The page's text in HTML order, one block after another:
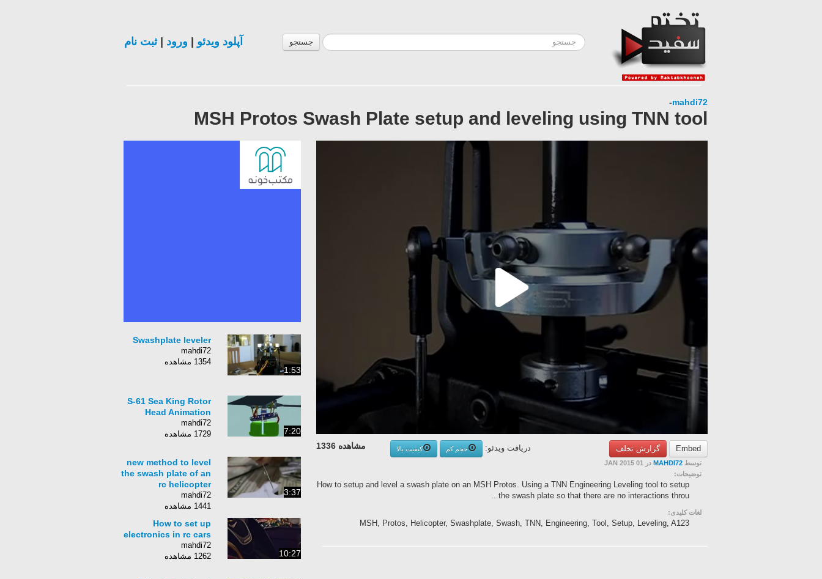
جستجو آپلود ویدئو ورود |ثبت نام
mahdi72
-
MSH Protos Swash Plate setup and leveling using TNN tool
Embed گزارش تخلف مشاهده 1336 دریافت ویدئو: حجم کم
کیفیت بالا
توسط MAHDI72 در 01 JAN 2015
توضیحات:
How to setup and level a swash plate on an MSH Protos. Using a TNN Engineering Leveling tool to setup
the swash plate so that there are no interactions throu...
لغات کلیدی:
MSH, Protos, Helicopter, Swashplate, Swash, TNN, Engineering, Tool, Setup, Leveling, A123
1:53
Swashplate leveler
mahdi72
1354 مشاهده
7:20
S-61 Sea King Rotor
Head Animation
mahdi72
1729 مشاهده
3:37
new method to level
the swash plate of an
rc helicopter
mahdi72
1441 مشاهده
10:27
How to set up
electronics in rc cars
mahdi72
1262 مشاهده